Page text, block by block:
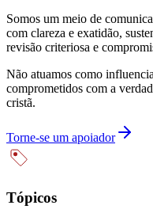
Somos um meio de
com clareza e exatidão,
revisão criteriosa e
Não atuamos como
comprometidos com a
cristã.
Torne-se um apoiador
Tópicos